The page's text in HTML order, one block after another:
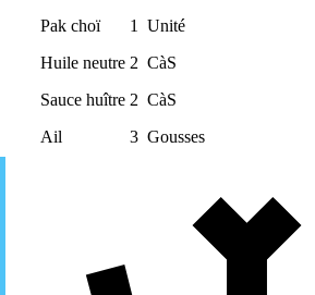
Pak choï 1
Unité
Huile neutre 2 CàS
Sauce huître 2 CàS
Ail
3 Gousses